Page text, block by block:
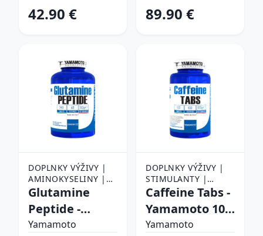
Chocolate
42.90 €
Gourmet
89.90 €
DOPLNKY VÝŽIVY |
AMINOKYSELINY |
GLUTAMÍN
Glutamine
Peptide -
Yamamoto 240
Yamamoto
DOPLNKY VÝŽIVY |
STIMULANTY |
KOFEÍN
Caffeine Tabs -
Yamamoto 100
tbl.
Yamamoto